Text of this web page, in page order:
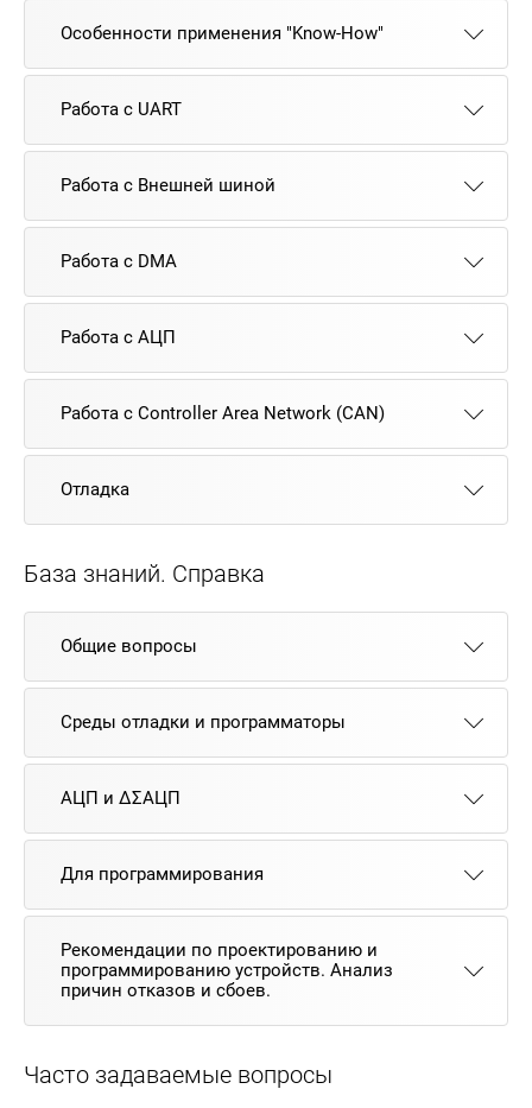
Особенности применения "Know-How"
Работа с UART
Работа с Внешней шиной
Работа с DMA
Работа с АЦП
Работа с Controller Area Network (CAN)
Отладка
База знаний. Справка
Общие вопросы
Среды отладки и программаторы
АЦП и ΔΣАЦП
Для программирования
Рекомендации по проектированию и
программированию устройств. Анализ
причин отказов и сбоев.
Часто задаваемые вопросы